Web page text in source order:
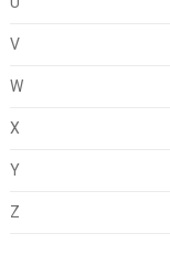
V
W
X
Y
Z